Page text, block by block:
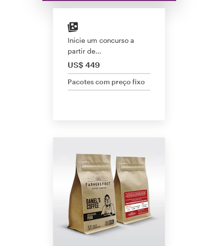
Inicie um concurso a
partir de...
US$ 449
Pacotes com preço fixo
Encontre um designer
99designs Studio
Design de logotipos